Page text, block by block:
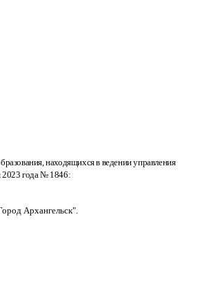
находящихся в ведении управления
2023 года № 1846:
Архангельск".